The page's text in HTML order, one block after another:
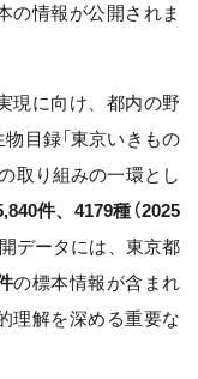
の情報が公開されま
現に向け、都内の野
目録「東京いきもの
取り組みの一環とし
件、4179種（2025
データには、東京都
の標本情報が含まれ
理解を深める重要な